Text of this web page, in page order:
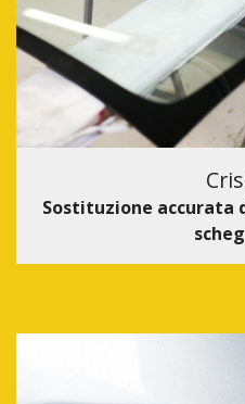
Sostituzione accurata